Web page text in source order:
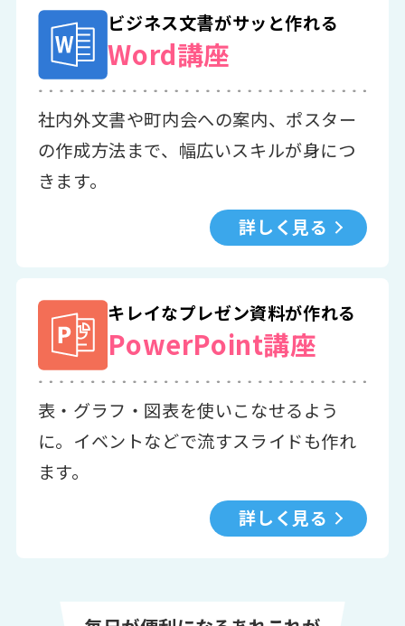
ビジネス文書がサッと作れる
Word講座
社内外文書や町内会への案内、ポスター
の作成方法まで、幅広いスキルが身につ
きます。
詳しく見る
キレイなプレゼン資料が作れる
PowerPoint講座
表・グラフ・図表を使いこなせるよう
に。イベントなどで流すスライドも作れ
ます。
詳しく見る